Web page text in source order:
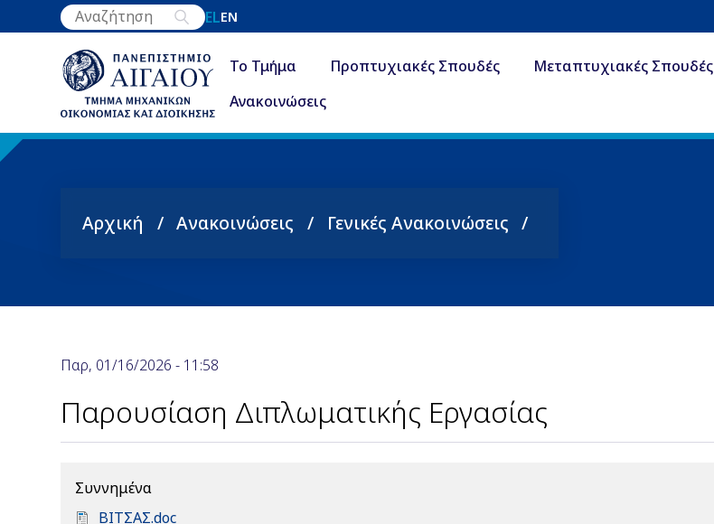
Παράκαμψη
προς
περιεχόμενο
ELEN
Το Τμήμα Προπτυχιακές Σπουδές Μεταπτυχιακές Σπουδές
Ανακοινώσεις
Breadcrumb
Αρχική Ανακοινώσεις Γενικές Ανακοινώσεις
Παρ, 01/16/2026 - 11:58
Παρουσίαση Διπλωματικής Εργασίας
Συννημένα
D
ΒΙΤΣΑΣ.doc